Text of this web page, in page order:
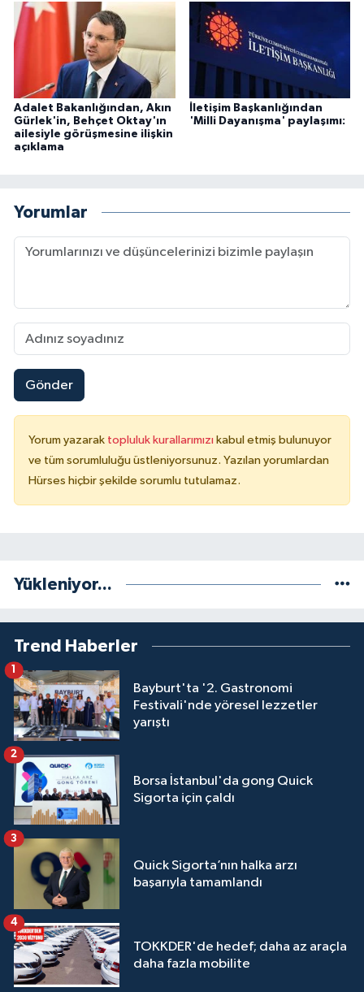
Adalet Bakanlığından, Akın
Gürlek'in, Behçet Oktay'ın
ailesiyle görüşmesine ilişkin
açıklama
İletişim Başkanlığından
'Milli Dayanışma' paylaşımı:
Yorumlar
Gönder
Yorum yazarak topluluk kurallarımızı kabul etmiş bulunuyor
ve tüm sorumluluğu üstleniyorsunuz. Yazılan yorumlardan
Hürses hiçbir şekilde sorumlu tutulamaz.
Yükleniyor...
Trend Haberler
Bayburt'ta '2. Gastronomi
Festivali'nde yöresel lezzetler
yarıştı
1
Borsa İstanbul'da gong Quick
Sigorta için çaldı
2
Quick Sigorta’nın halka arzı
başarıyla tamamlandı
3
TOKKDER'de hedef; daha az araçla
daha fazla mobilite
4